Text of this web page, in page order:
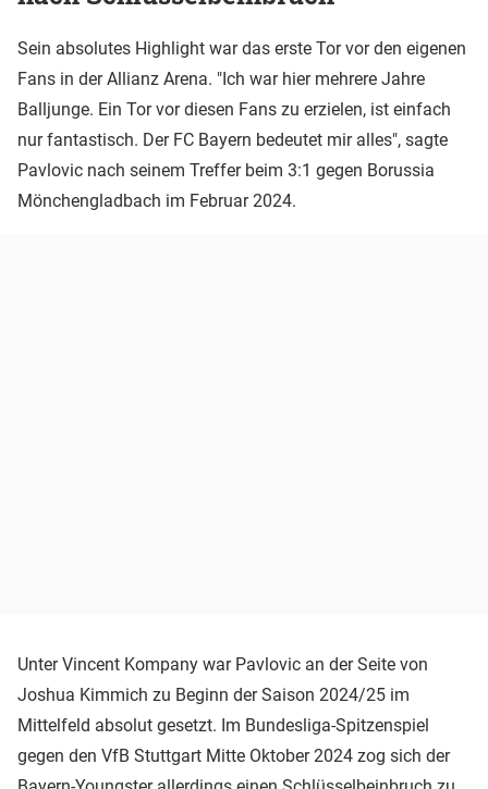
Sein absolutes Highlight war das erste Tor vor den eigenen
Fans in der Allianz Arena. "Ich war hier mehrere Jahre
Balljunge. Ein Tor vor diesen Fans zu erzielen, ist einfach
nur fantastisch. Der FC Bayern bedeutet mir alles", sagte
Pavlovic nach seinem Treffer beim 3:1 gegen Borussia
Mönchengladbach im Februar 2024.
Unter Vincent Kompany war Pavlovic an der Seite von
Joshua Kimmich zu Beginn der Saison 2024/25 im
Mittelfeld absolut gesetzt. Im Bundesliga-Spitzenspiel
gegen den VfB Stuttgart Mitte Oktober 2024 zog sich der